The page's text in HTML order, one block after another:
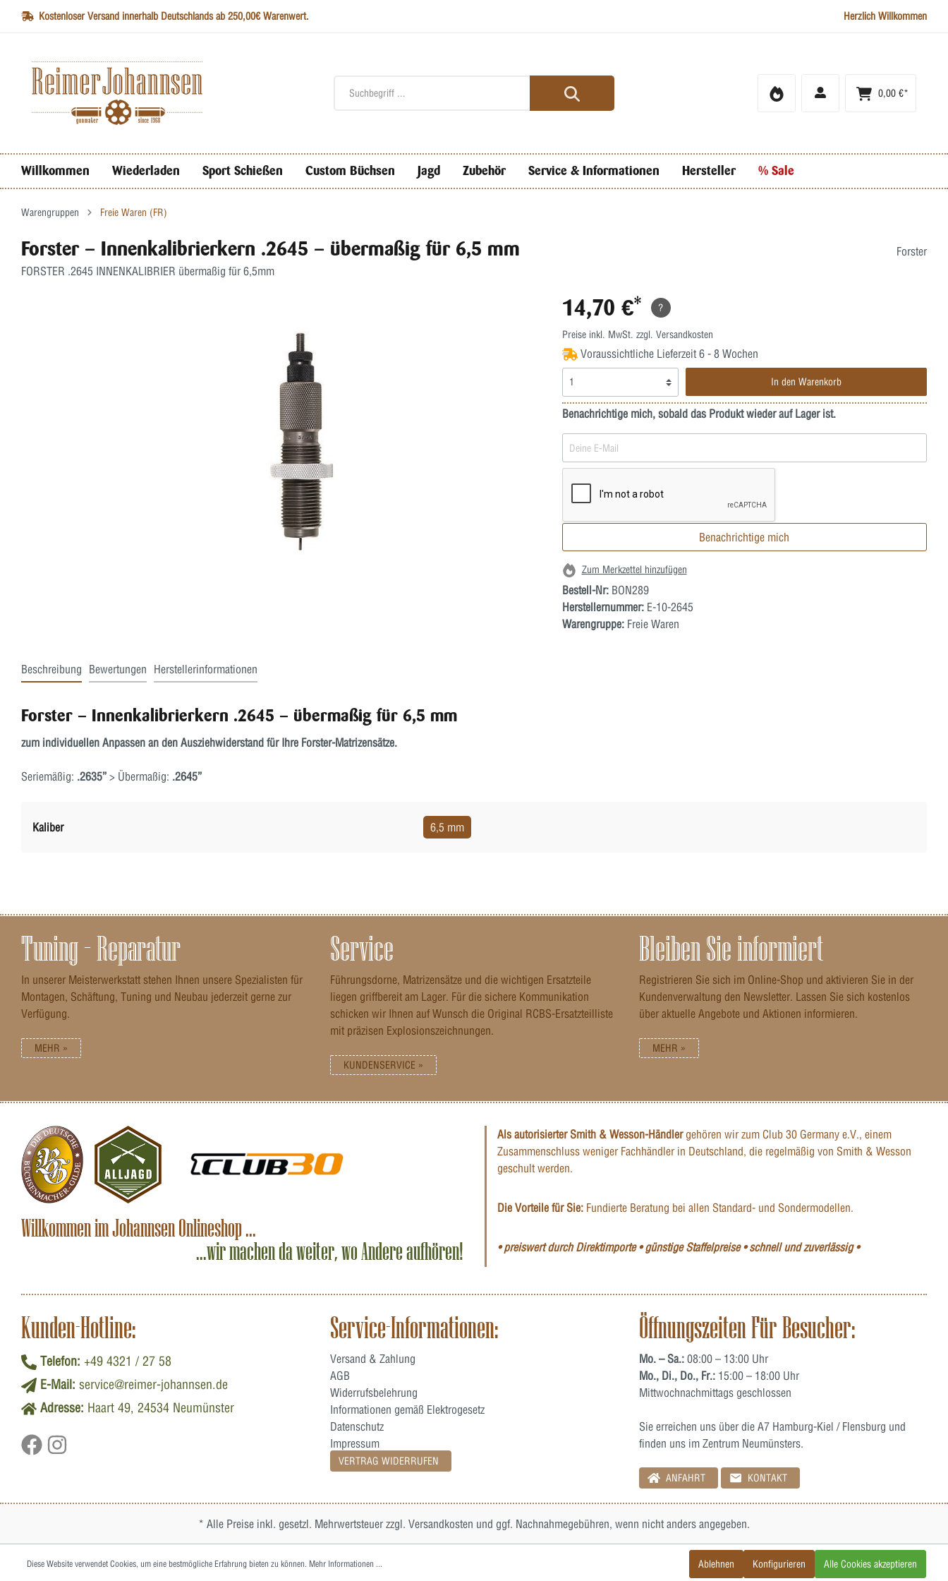
Kostenloser Versand innerhalb Deutschlands ab 250,00€ Warenwert. Herzlich Willkommen
0,00 €*
Willkommen Wiederladen Sport Schießen Custom Büchsen Jagd Zubehör Service & Informationen Hersteller % Sale
Warengruppen Freie Waren (FR)
Forster – Innenkalibrierkern .2645 – übermaßig für 6,5 mm
FORSTER .2645 INNENKALIBRIER übermaßig für 6,5mm
Forster
14,70 €* ?
Preise inkl. MwSt. zzgl. Versandkosten
Voraussichtliche Lieferzeit 6 - 8 Wochen
In den Warenkorb
Benachrichtige mich, sobald das Produkt wieder auf Lager ist.
Benachrichtige mich
Zum Merkzettel hinzufügen
Bestell-Nr: BON289
Herstellernummer: E-10-2645
Warengruppe:Freie Waren
Beschreibung Bewertungen Herstellerinformationen
Forster – Innenkalibrierkern .2645 – übermaßig für 6,5 mm
zum individuellen Anpassen an den Ausziehwiderstand für Ihre Forster-Matrizensätze.
Seriemäßig: .2635” > Übermaßig: .2645”
Kaliber 6,5 mm
Tuning – Reparatur
In unserer Meisterwerkstatt stehen Ihnen unsere Spezialisten für
Montagen, Schäftung, Tuning und Neubau jederzeit gerne zur
Verfügung.
MEHR »
Service
Führungsdorne, Matrizensätze und die wichtigen Ersatzteile
liegen griffbereit am Lager. Für die sichere Kommunikation
schicken wir Ihnen auf Wunsch die Original RCBS-Ersatzteilliste
mit präzisen Explosionszeichnungen.
KUNDENSERVICE »
Bleiben Sie informiert
Registrieren Sie sich im Online-Shop und aktivieren Sie in der
Kundenverwaltung den Newsletter. Lassen Sie sich kostenlos
über aktuelle Angebote und Aktionen informieren.
MEHR »
Willkommen im Johannsen Onlineshop ...
...wir machen da weiter, wo Andere aufhören!
Als autorisierter Smith & Wesson-Händlergehören wir zum Club 30 Germany e.V., einem
Zusammenschluss weniger Fachhändler in Deutschland, die regelmäßig von Smith & Wesson
geschult werden.
Die Vorteile für Sie: Fundierte Beratung bei allen Standard- und Sondermodellen.
• preiswert durch Direktimporte • günstige Staffelpreise • schnell und zuverlässig •
Kunden-Hotline:
Telefon: +49 4321 / 27 58
E-Mail: service@reimer-johannsen.de
Adresse: Haart 49, 24534 Neumünster
Service-Informationen:
Versand & Zahlung
AGB
Widerrufsbelehrung
Informationen gemäß Elektrogesetz
Datenschutz
Impressum
VERTRAG WIDERRUFEN
Öffnungszeiten Für Besucher:
Mo. – Sa.: 08:00 – 13:00 Uhr
Mo., Di., Do., Fr.: 15:00 – 18:00 Uhr
Mittwochnachmittags geschlossen
Sie erreichen uns über die A7 Hamburg-Kiel / Flensburg und
finden uns im Zentrum Neumünsters.
ANFAHRT KONTAKT
* Alle Preise inkl. gesetzl. Mehrwertsteuer zzgl. Versandkosten und ggf. Nachnahmegebühren, wenn nicht anders angegeben.
Diese Website verwendet Cookies, um eine bestmögliche Erfahrung bieten zu können. Mehr Informationen ... Ablehnen Konfigurieren Alle Cookies akzeptieren